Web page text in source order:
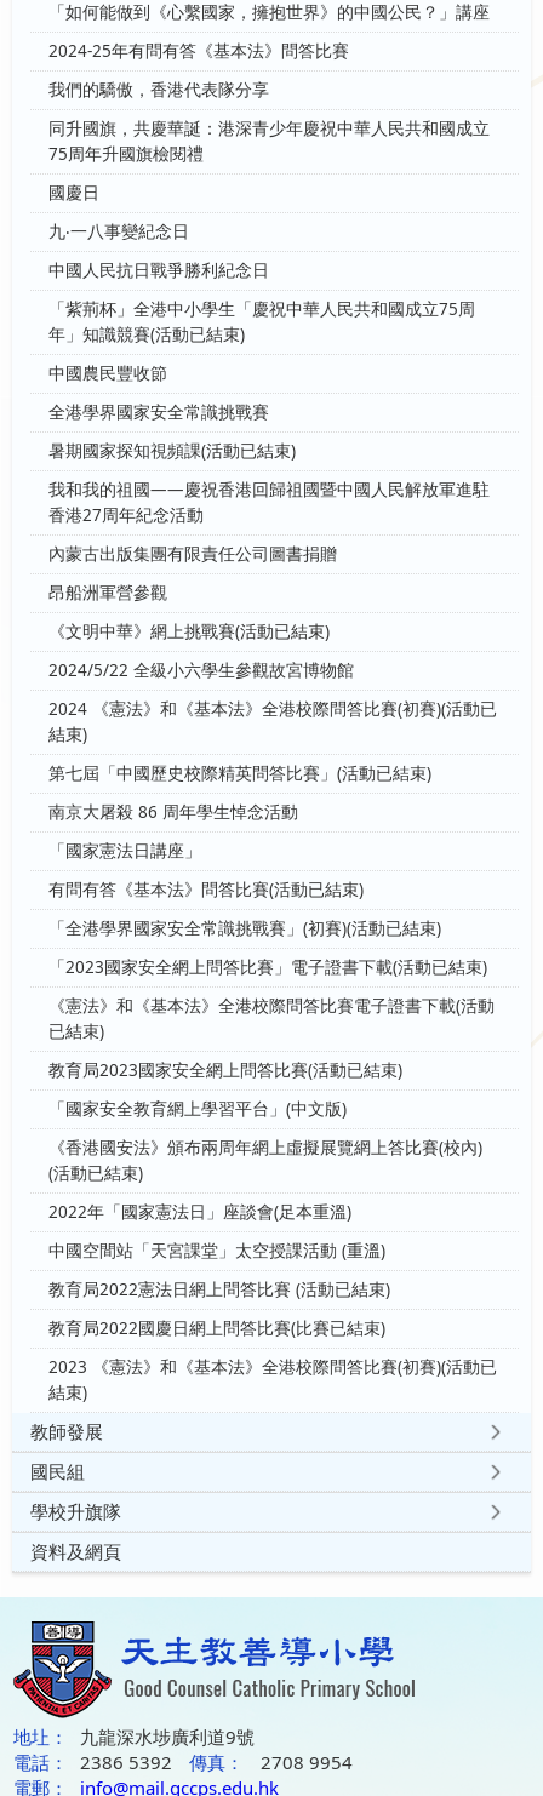
「如何能做到《心繫國家，擁抱世界》的中國公民？」講座
2024-25年有問有答《基本法》問答比賽
我們的驕傲，香港代表隊分享
同升國旗，共慶華誕：港深青少年慶祝中華人民共和國成立
75周年升國旗檢閱禮
國慶日
九‧一八事變紀念日
中國人民抗日戰爭勝利紀念日
「紫荊杯」全港中小學生「慶祝中華人民共和國成立75周
年」知識競賽(活動已結束)
中國農民豐收節
全港學界國家安全常識挑戰賽
暑期國家探知視頻課(活動已結束)
我和我的祖國——慶祝香港回歸祖國暨中國人民解放軍進駐
香港27周年紀念活動
內蒙古出版集團有限責任公司圖書捐贈
昂船洲軍營參觀
《文明中華》網上挑戰賽(活動已結束)
2024/5/22 全級小六學生參觀故宮博物館
2024 《憲法》和《基本法》全港校際問答比賽(初賽)(活動已
結束)
第七屆「中國歷史校際精英問答比賽」(活動已結束)
南京大屠殺 86 周年學生悼念活動
「國家憲法日講座」
有問有答《基本法》問答比賽(活動已結束)
「全港學界國家安全常識挑戰賽」(初賽)(活動已結束)
「2023國家安全網上問答比賽」電子證書下載(活動已結束)
《憲法》和《基本法》全港校際問答比賽電子證書下載(活動
已結束)
教育局2023國家安全網上問答比賽(活動已結束)
「國家安全教育網上學習平台」(中文版)
《香港國安法》頒布兩周年網上虛擬展覽網上答比賽(校內)
(活動已結束)
2022年「國家憲法日」座談會(足本重溫)
中國空間站「天宮課堂」太空授課活動 (重溫)
教育局2022憲法日網上問答比賽 (活動已結束)
教育局2022國慶日網上問答比賽(比賽已結束)
2023 《憲法》和《基本法》全港校際問答比賽(初賽)(活動已
結束)
教師發展
國民組
學校升旗隊
資料及網頁
地圵：
九龍深水埗廣利道9號
電話：
2386 5392 傳真：
2708 9954
電郵：
info@mail.gccps.edu.hk